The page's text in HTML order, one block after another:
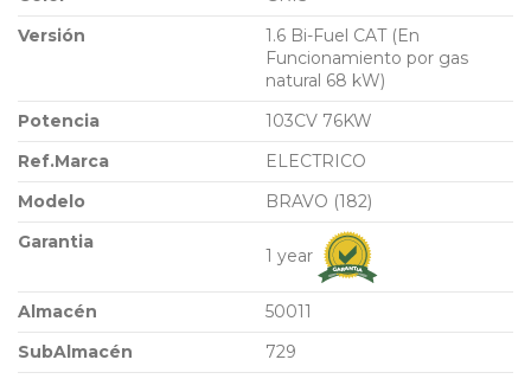
Versión
1.6 Bi-Fuel CAT (En
Funcionamiento por gas
natural 68 kW)
Potencia
103CV 76KW
Ref.Marca
ELECTRICO
Modelo
BRAVO (182)
Garantia
1 year
Almacén
50011
SubAlmacén
729